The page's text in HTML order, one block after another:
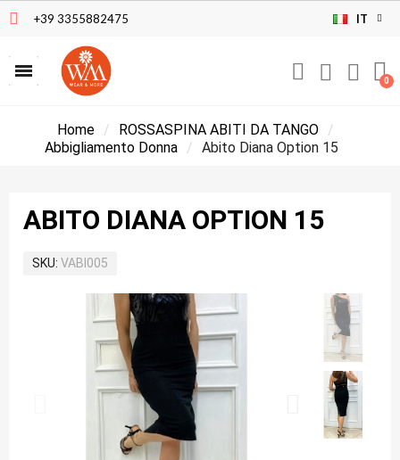
+39 3355882475 IT
Home
ROSSASPINA ABITI DA TANGO
Abbigliamento Donna
Abito Diana Option 15
ABITO DIANA OPTION 15
SKU VABI005